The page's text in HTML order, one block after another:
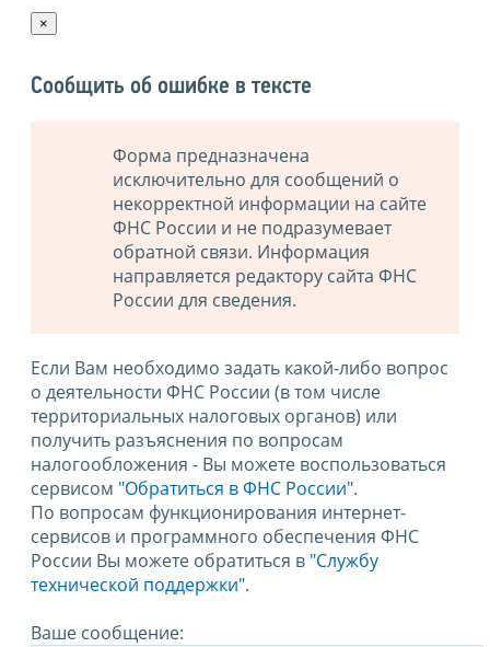
×
Сообщить об ошибке в тексте
Форма предназначена
исключительно для сообщений о
некорректной информации на сайте
ФНС России и не подразумевает
обратной связи. Информация
направляется редактору сайта ФНС
России для сведения.
Если Вам необходимо задать какой-либо вопрос
о деятельности ФНС России (в том числе
территориальных налоговых органов) или
получить разъяснения по вопросам
налогообложения - Вы можете воспользоваться
сервисом "Обратиться в ФНС России".
По вопросам функционирования интернет-
сервисов и программного обеспечения ФНС
России Вы можете обратиться в "Службу
технической поддержки".
Ваше сообщение: